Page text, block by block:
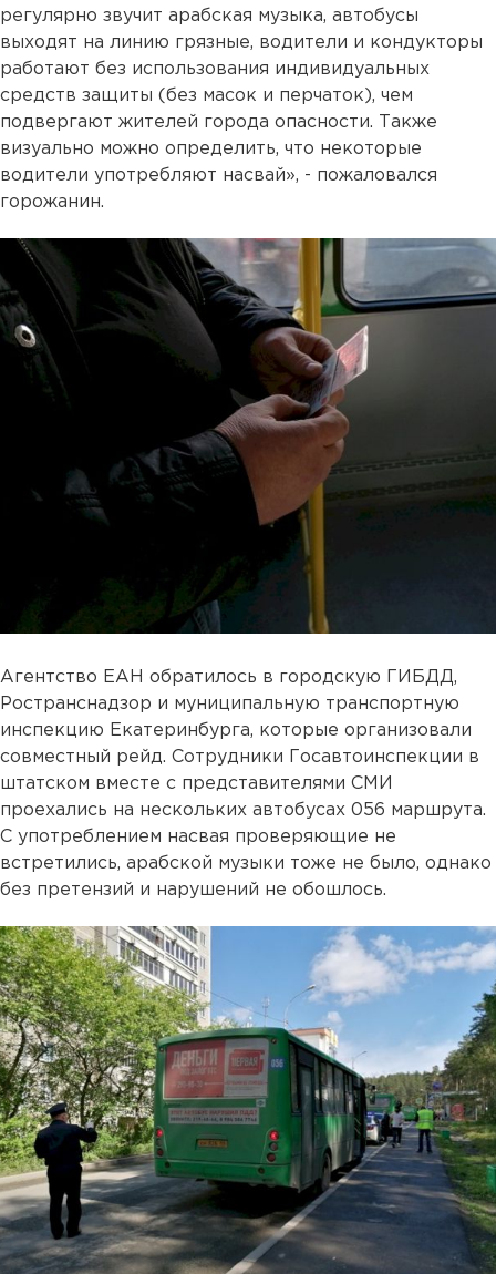
регулярно звучит арабская музыка, автобусы
выходят на линию грязные, водители и кондукторы
работают без использования индивидуальных
средств защиты (без масок и перчаток), чем
подвергают жителей города опасности. Также
визуально можно определить, что некоторые
водители употребляют насвай», - пожаловался
горожанин.
Агентство ЕАН обратилось в городскую ГИБДД,
Ространснадзор и муниципальную транспортную
инспекцию Екатеринбурга, которые организовали
совместный рейд. Сотрудники Госавтоинспекции в
штатском вместе с представителями СМИ
проехались на нескольких автобусах 056 маршрута.
С употреблением насвая проверяющие не
встретились, арабской музыки тоже не было, однако
без претензий и нарушений не обошлось.